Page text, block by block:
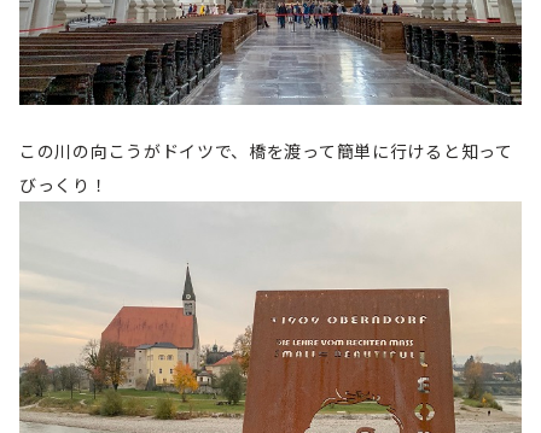
この川の向こうがドイツで、橋を渡って簡単に行けると知って
びっくり！